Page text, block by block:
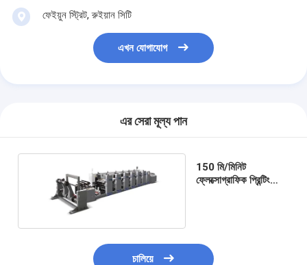
ফেইয়ুন স্ট্রিট, রুইয়ান সিটি
এখন যোগাযোগ
এর সেরা মূল্য পান
150 মি/মিনিট
ফ্লেক্সোগ্রাফিক প্রিন্টিং
চালিয়ে